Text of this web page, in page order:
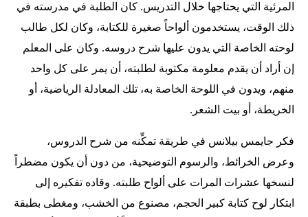
المرئية التي يحتاجها خلال التدريس. كان الطلبة في مدرسته في
ذلك الوقت، يستخدمون ألواحاً صغيرة للكتابة، وكان لكل طالب
لوحته الخاصة التي يدون عليها شرح دروسه. وكان على المعلم
إن أراد أن يقدم معلومة مكتوبة لطلبته، أن يمر على كل واحد
منهم، ويدون في اللوحة الخاصة به، تلك المعادلة الرياضية، أو
الخريطة، أو بيت الشعر.
فكر جايمس بيلانس في طريقة تمكِّنه من شرح الدروس،
وعرض الخرائط، والرسوم التوضيحية، من دون أن يكون مضطراً
لنسخها عشرات المرات على ألواح طلبته. وقاده تفكيره إلى
ابتكار لوح كتابة كبير الحجم، مصنوع من الخشب، ومغطى بطبقة